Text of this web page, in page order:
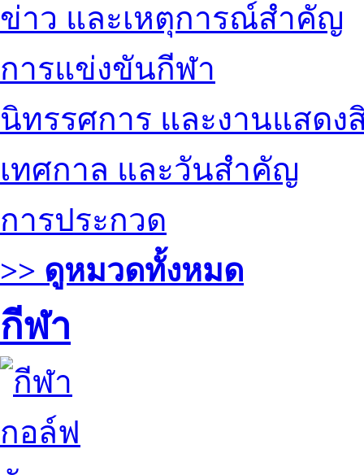
ข่าว และเหตุการณ์สำคัญ
การแข่งขันกีฬา
นิทรรศการ และงานแสดง
เทศกาล และวันสำคัญ
การประกวด
>> ดูหมวดทั้งหมด
กีฬา
กอล์ฟ